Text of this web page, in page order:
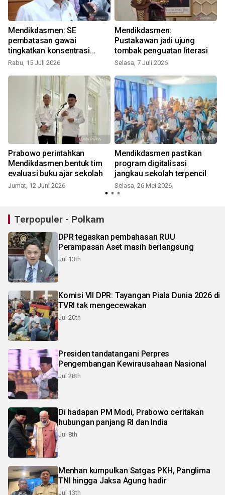
Mendikdasmen: SE
pembatasan gawai
tingkatkan konsentrasi
belajar murid
Rabu, 15 Juli 2026
Mendikdasmen:
Pustakawan jadi ujung
tombak penguatan literasi
Selasa, 7 Juli 2026
Prabowo perintahkan
Mendikdasmen bentuk tim
evaluasi buku ajar sekolah
Jumat, 12 Juni 2026
Mendikdasmen pastikan
program digitalisasi
jangkau sekolah terpencil
Selasa, 26 Mei 2026
Terpopuler - Polkam
DPR tegaskan pembahasan RUU
Perampasan Aset masih berlangsung
Jul 13th
Komisi VII DPR: Tayangan Piala Dunia 2026 di
TVRI tak mengecewakan
Jul 20th
Presiden tandatangani Perpres
Pengembangan Kewirausahaan Nasional
Jul 28th
Di hadapan PM Modi, Prabowo ceritakan
hubungan panjang RI dan India
Jul 8th
Menhan kumpulkan Satgas PKH, Panglima
TNI hingga Jaksa Agung hadir
Jul 13th